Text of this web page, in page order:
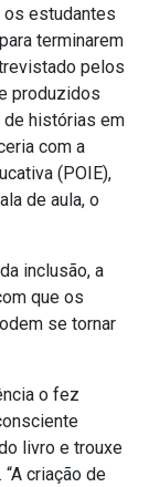
os estudantes
terminarem
pelos
produzidos
histórias em
com a
(POIE),
de aula, o
inclusão, a
que os
se tornar
o fez
livro e trouxe
criação de